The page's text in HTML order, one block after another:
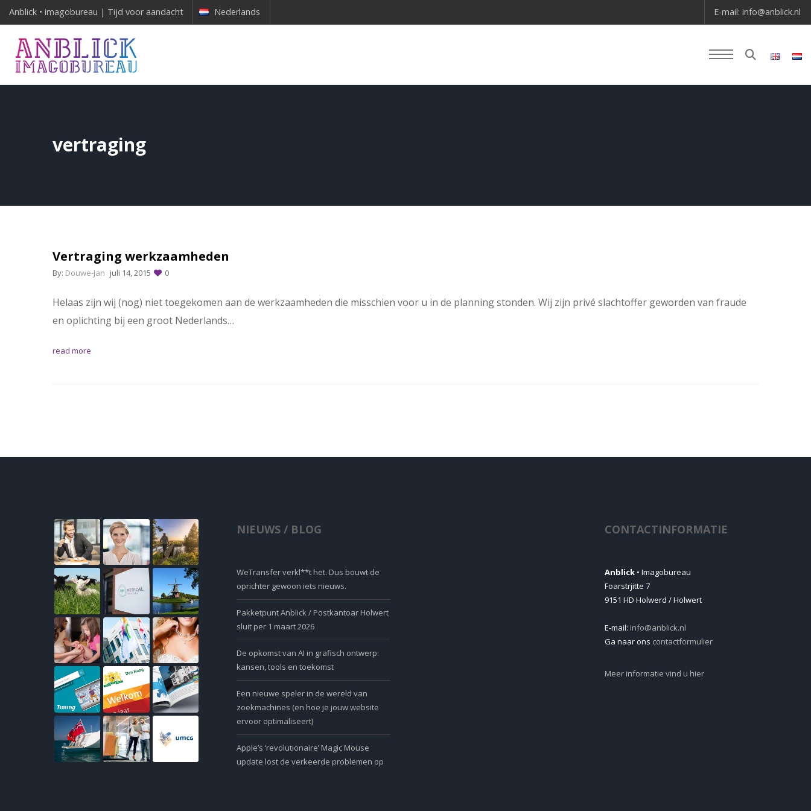
Anblick • imagobureau | Tijd voor aandacht Nederlands E-mail: info@anblick.nl
vertraging
Vertraging werkzaamheden
By: Douwe-Jan juli 14, 2015 0
Helaas zijn wij (nog) niet toegekomen aan de werkzaamheden die misschien voor u in de planning stonden. Wij zijn privé slachtoffer geworden van fraude
en oplichting bij een groot Nederlands…
read more
NIEUWS / BLOG
WeTransfer verkl**t het. Dus bouwt de
oprichter gewoon iets nieuws.
Pakketpunt Anblick / Postkantoar Holwert
sluit per 1 maart 2026
De opkomst van AI in grafisch ontwerp:
kansen, tools en toekomst
Een nieuwe speler in de wereld van
zoekmachines (en hoe je jouw website
ervoor optimaliseert)
Apple’s ‘revolutionaire’ Magic Mouse
update lost de verkeerde problemen op
CONTACTINFORMATIE
Anblick • Imagobureau
Foarstrjitte 7
9151 HD Holwerd / Holwert
E-mail: info@anblick.nl
Ga naar ons contactformulier
Meer informatie vind u hier